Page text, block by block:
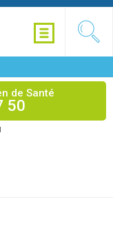
de Santé
50